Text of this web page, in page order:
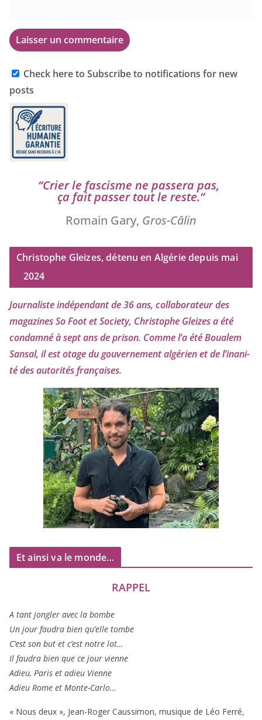
Check here to Subscribe to notifications for new
posts
“Crier le fas­cisme ne pas­se­ra pas,
ça fait pas­ser tout le reste.”
Romain Gary, Gros-Câlin
Christophe Gleizes, détenu en Algérie depuis mai
2024
Journaliste indé­pen­dant de36ans, col­la­bo­ra­teur des
maga­zines So Foot et Society, Christophe Gleizesa été
condam­né à sept ans de pri­son. Comme l’a été Boualem
Sansal, il est otage du gou­ver­ne­ment algé­rien et de l’i­na­ni­
té des auto­ri­tés françaises.
Et ainsi va le monde…
RAPPEL
A tant jon­gler avec la bombe
Un jour fau­dra bien qu’elle tombe
C’est son but et c’est notre lot…
Il fau­dra bien que ce jour vienne
Adieu, Paris et adieu Vienne
Adieu Rome et Monte-Carlo…
« Nous deux », Jean-Roger Caussimon, musique de Léo Ferré,